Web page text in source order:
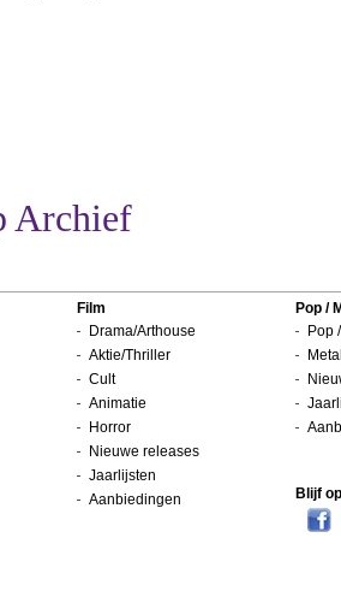
Archief
Film
Drama/Arthouse
Aktie/Thriller
Cult
Animatie
Horror
Nieuwe releases
Jaarlijsten
Aanbiedingen
Pop /
Pop
Blijf